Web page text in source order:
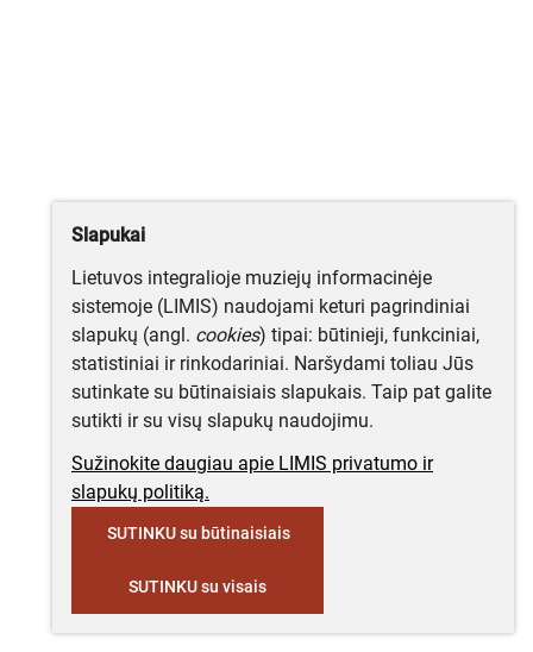
Slapukai
Lietuvos integralioje muziejų informacinėje
sistemoje (LIMIS) naudojami keturi pagrindiniai
slapukų (angl. cookies) tipai: būtinieji, funkciniai,
statistiniai ir rinkodariniai. Naršydami toliau Jūs
sutinkate su būtinaisiais slapukais. Taip pat galite
sutikti ir su visų slapukų naudojimu.
Sužinokite daugiau apie LIMIS privatumo ir
slapukų politiką.
SUTINKU su būtinaisiais
SUTINKU su visais